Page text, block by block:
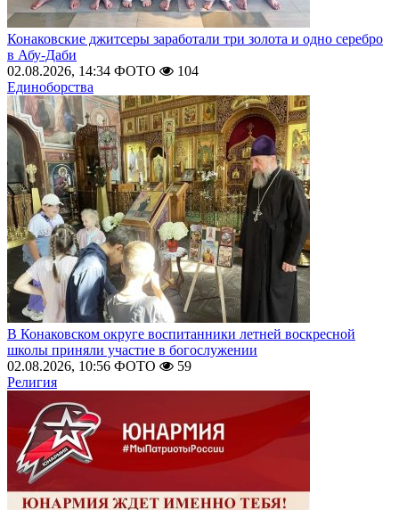
Конаковские джитсеры заработали три золота и одно серебро
в Абу-Даби
02.08.2026, 14:34 ФОТО
104
Единоборства
В Конаковском округе воспитанники летней воскресной
школы приняли участие в богослужении
02.08.2026, 10:56 ФОТО
59
Религия